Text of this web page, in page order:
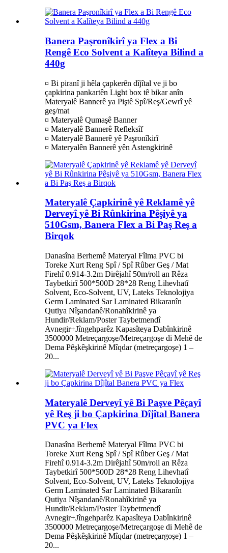
Banera Paşronîkirî ya Flex a Bi
Rengê Eco Solvent a Kalîteya Bilind a
440g
¤ Bi piranî ji hêla çapkerên dîjîtal ve ji bo
çapkirina pankartên Light box tê bikar anîn
Materyalê Bannerê ya Piştê Spî/Reş/Gewrî yê
geş/mat
¤ Materyalê Qumaşê Banner
¤ Materyalê Bannerê Refleksîf
¤ Materyalê Bannerê yê Paşronîkirî
¤ Materyalên Bannerê yên Astengkirinê
Materyalê Çapkirinê yê Reklamê yê
Derveyî yê Bi Rûnkirina Pêşiyê ya
510Gsm, Banera Flex a Bi Paş Reş a
Birqok
Danasîna Berhemê Materyal Fîlma PVC bi
Toreke Xurt Reng Spî / Spî Rûber Geş / Mat
Firehî 0.914-3.2m Dirêjahî 50m/roll an Rêza
Taybetkirî 500*500D 28*28 Reng Lihevhatî
Solvent, Eco-Solvent, UV, Lateks Teknolojiya
Germ Laminated Sar Laminated Bikaranîn
Qutiya Nîşandanê/Ronahîkirinê ya
Hundir/Reklam/Poster Taybetmendî
Avnegir+Jîngehparêz Kapasîteya Dabînkirinê
3500000 Metreçargoşe/Metreçargoşe di Mehê de
Dema Pêşkêşkirinê Mîqdar (metreçargoşe) 1 –
20...
Materyalê Derveyî yê Bi Paşve Pêçayî
yê Reş ji bo Çapkirina Dîjîtal Banera
PVC ya Flex
Danasîna Berhemê Materyal Fîlma PVC bi
Toreke Xurt Reng Spî / Spî Rûber Geş / Mat
Firehî 0.914-3.2m Dirêjahî 50m/roll an Rêza
Taybetkirî 500*500D 28*28 Reng Lihevhatî
Solvent, Eco-Solvent, UV, Lateks Teknolojiya
Germ Laminated Sar Laminated Bikaranîn
Qutiya Nîşandanê/Ronahîkirinê ya
Hundir/Reklam/Poster Taybetmendî
Avnegir+Jîngehparêz Kapasîteya Dabînkirinê
3500000 Metreçargoşe/Metreçargoşe di Mehê de
Dema Pêşkêşkirinê Mîqdar (metreçargoşe) 1 –
20...